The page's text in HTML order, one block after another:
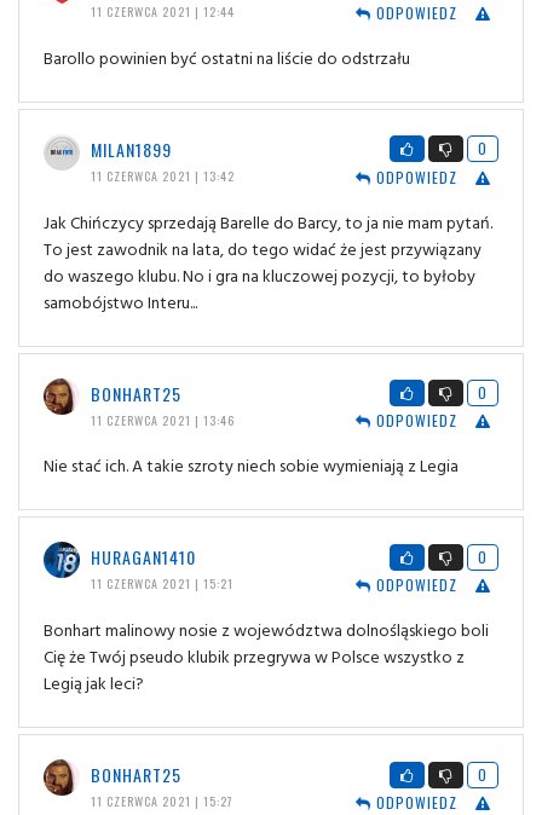
11 CZERWCA 2021 | 12:44
ODPOWIEDZ
Barollo powinien być ostatni na liście do odstrzału
MILAN1899
11 CZERWCA 2021 | 13:42
0
ODPOWIEDZ
Jak Chińczycy sprzedają Barelle do Barcy, to ja nie mam pytań.
To jest zawodnik na lata, do tego widać że jest przywiązany
do waszego klubu. No i gra na kluczowej pozycji, to byłoby
samobójstwo Interu...
BONHART25
11 CZERWCA 2021 | 13:46
0
ODPOWIEDZ
Nie stać ich. A takie szroty niech sobie wymieniają z Legia
HURAGAN1410
11 CZERWCA 2021 | 15:21
0
ODPOWIEDZ
Bonhart malinowy nosie z województwa dolnośląskiego boli
Cię że Twój pseudo klubik przegrywa w Polsce wszystko z
Legią jak leci?
BONHART25
11 CZERWCA 2021 | 15:27
0
ODPOWIEDZ